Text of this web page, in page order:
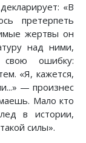
«В
претерпеть
жертвы он
над ними,
ошибку:
«Я, кажется,
— произнес
Мало кто
в истории,
силы».